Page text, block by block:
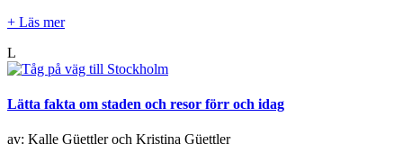
+ Läs mer
L
Lätta fakta om staden och resor förr och idag
av: Kalle Güettler och Kristina Güettler